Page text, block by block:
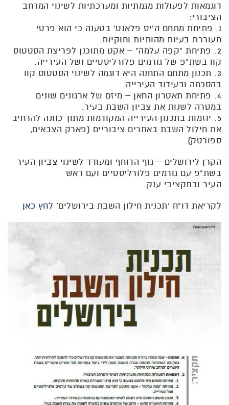
דוגמאות לפעולות מגמתיות ומערכתיות לשינוי המרחב
הציבורי:
1. פתיחת מתחם ה'יס פלאנט' בטענה כי הוא פרטי
מעוררת בעיות מהותיות וחוקיות.
2. פתיחת "קפה עלמה" – אקט מתוכנן לפריצת הסטטוס
קוו בשת"פ של גורמים פלורליסטיים ושל העירייה.
3. תכנון מתחם התחנה היא דוגמה לשינוי הסטטוס קוו
בהסכמה ובעידוד העירייה.
4. פתיחת תאטרון החאן – מיזם של ארגונים שונים
במטרה לשנות את צביון השבת בעיר.
5. יוזמות בתכנון העירייה המקודמות מתוך כוונה להרחיב
את חילול השבת באתרים ציבוריים (פארק הצבאים,
ספורטק).
הקרן לירושלים – גוף הדוחף ומעודד לשינוי צביון העיר
בשת"פ עם גורמים פלורליסטיים ועם ראש
העיר ובתקציבי ענק.
לקריאת דו"ח 'תכנית חילון השבת בירושלים' לחץ כאן